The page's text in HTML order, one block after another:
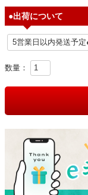
●出荷について